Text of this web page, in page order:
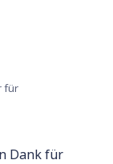
für
Dank für